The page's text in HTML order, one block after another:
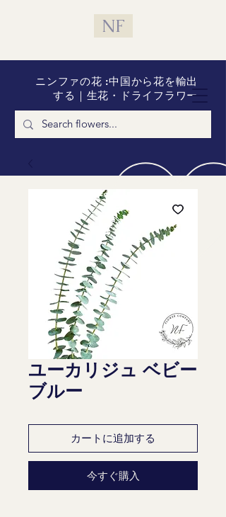
ニンファの花 :中国から花を輸出
する｜生花・ドライフラワー
NF
ユーカリジュ ベビー
ブルー
カートに追加する
今すぐ購入